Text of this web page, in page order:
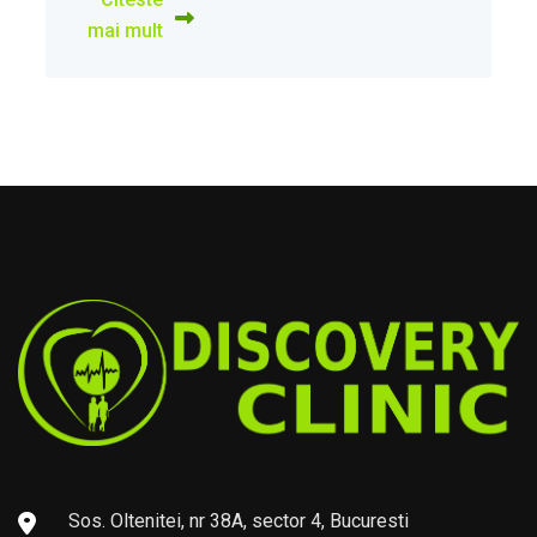
mai mult
Sos. Oltenitei, nr 38A, sector 4, Bucuresti